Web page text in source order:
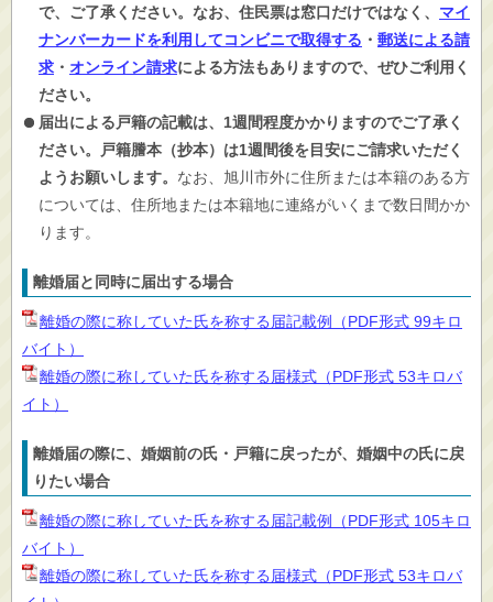
で、ご了承ください。なお、住民票は窓口だけではなく、 マイ
ナンバーカードを利用してコンビニで取得する ・ 郵送による請
求 ・ オンライン請求による方法もありますので、ぜひご利用く
ださい。
届出による戸籍の記載は、1週間程度かかりますのでご了承く
ださい。戸籍謄本（抄本）は1週間後を目安にご請求いただく
ようお願いします。 なお、旭川市外に住所または本籍のある方
については、住所地または本籍地に連絡がいくまで数日間かか
ります。
離婚届と同時に届出する場合
離婚の際に称していた氏を称する届記載例（PDF形式 99キロ
バイト）
離婚の際に称していた氏を称する届様式（PDF形式 53キロバ
イト）
離婚届の際に、婚姻前の氏・戸籍に戻ったが、婚姻中の氏に戻
りたい場合
離婚の際に称していた氏を称する届記載例（PDF形式 105キロ
バイト）
離婚の際に称していた氏を称する届様式（PDF形式 53キロバ